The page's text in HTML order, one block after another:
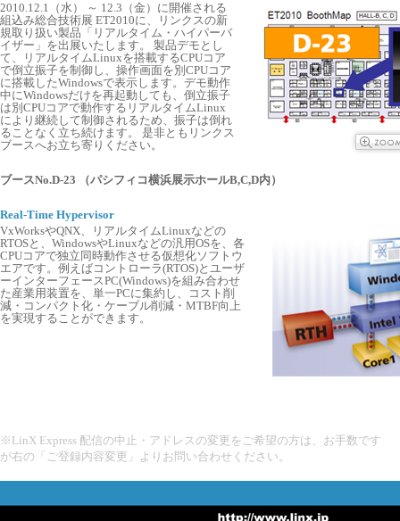
2010.12.1（水） ～ 12.3（金）に開催される
組込み総合技術展 ET2010に、リンクスの新
規取り扱い製品「リアルタイム・ハイパーバ
イザー」を出展いたします。 製品デモとし
て、リアルタイムLinuxを搭載するCPUコア
で倒立振子を制御し、操作画面を別CPUコア
に搭載したWindowsで表示します。デモ動作
中にWindowsだけを再起動しても、倒立振子
は別CPUコアで動作するリアルタイムLinux
により継続して制御されるため、振子は倒れ
ることなく立ち続けます。 是非ともリンクス
ブースへお立ち寄りください。
ブースNo.D-23 （パシフィコ横浜展示ホールB,C,D内）
Real-Time Hypervisor
VxWorksやQNX、リアルタイムLinuxなどの
RTOSと、WindowsやLinuxなどの汎用OSを、各
CPUコアで独立同時動作させる仮想化ソフトウ
エアです。例えばコントローラ(RTOS)とユーザ
ーインターフェースPC(Windows)を組み合わせ
た産業用装置を、単一PCに集約し、コスト削
減・コンパクト化・ケーブル削減・MTBF向上
を実現することができます。
※LinX Express 配信の中止・アドレスの変更をご希望の方は、お手数です
が右の「ご登録内容変更」よりお問い合わせください。